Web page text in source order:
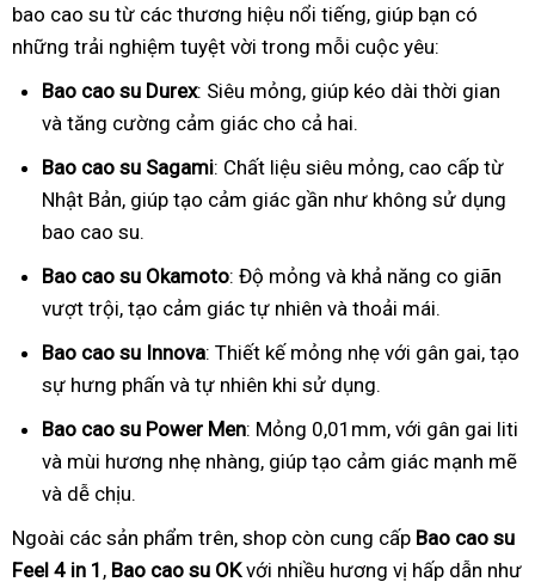
bao cao su từ các thương hiệu nổi tiếng, giúp bạn có
những trải nghiệm tuyệt vời trong mỗi cuộc yêu:
Bao cao su Durex: Siêu mỏng, giúp kéo dài thời gian
và tăng cường cảm giác cho cả hai.
Bao cao su Sagami: Chất liệu siêu mỏng, cao cấp từ
Nhật Bản, giúp tạo cảm giác gần như không sử dụng
bao cao su.
Bao cao su Okamoto: Độ mỏng và khả năng co giãn
vượt trội, tạo cảm giác tự nhiên và thoải mái.
Bao cao su Innova: Thiết kế mỏng nhẹ với gân gai, tạo
sự hưng phấn và tự nhiên khi sử dụng.
Bao cao su Power Men: Mỏng 0,01mm, với gân gai liti
và mùi hương nhẹ nhàng, giúp tạo cảm giác mạnh mẽ
và dễ chịu.
Ngoài các sản phẩm trên, shop còn cung cấp Bao cao su
Feel 4 in 1 , Bao cao su OKvới nhiều hương vị hấp dẫn như